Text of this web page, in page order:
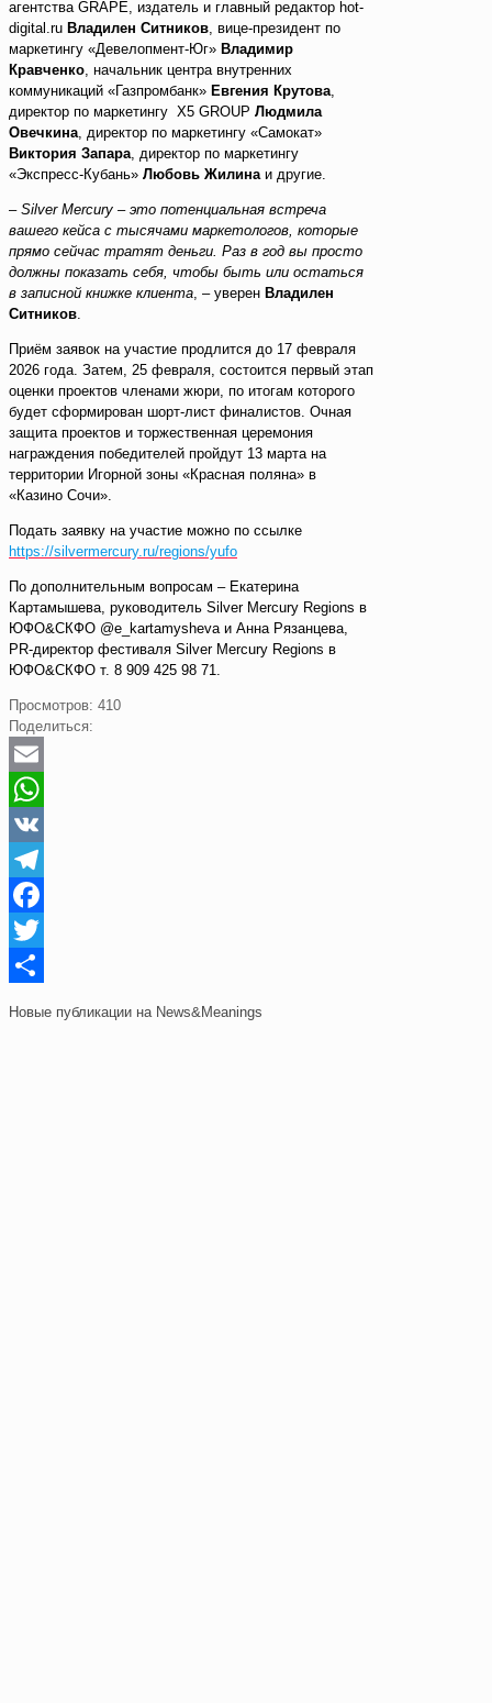
агентства GRAPE, издатель и главный редактор hot-
digital.ru Владилен Ситников, вице-президент по
маркетингу «Девелопмент-Юг» Владимир
Кравченко, начальник центра внутренних
коммуникаций «Газпромбанк» Евгения Крутова,
директор по маркетингу Х5 GROUP Людмила
Овечкина, директор по маркетингу «Самокат»
Виктория Запара, директор по маркетингу
«Экспресс-Кубань» Любовь Жилинаи другие.
– Silver Mercury – это потенциальная встреча
вашего кейса с тысячами маркетологов, которые
прямо сейчас тратят деньги. Раз в год вы просто
должны показать себя, чтобы быть или остаться
в записной книжке клиента, – уверен Владилен
Ситников.
Приём заявок на участие продлится до 17 февраля
2026 года. Затем, 25 февраля, состоится первый этап
оценки проектов членами жюри, по итогам которого
будет сформирован шорт-лист финалистов. Очная
защита проектов и торжественная церемония
награждения победителей пройдут 13 марта на
территории Игорной зоны «Красная поляна» в
«Казино Сочи».
Подать заявку на участие можно по ссылке
https://silvermercury.ru/regions/yufo
По дополнительным вопросам – Екатерина
Картамышева, руководитель Silver Mercury Regions в
ЮФО&СКФО @e_kartamysheva и Анна Рязанцева,
PR-директор фестиваля Silver Mercury Regions в
ЮФО&СКФО т. 8 909 425 98 71.
Просмотров: 410
Поделиться:
Email
WhatsApp
VK
Telegram
Facebook
Twitter
Новые публикации на News&Meanings